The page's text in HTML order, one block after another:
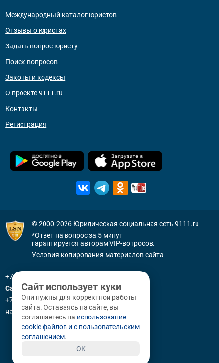
Международный каталог юристов
Отзывы о юристах
Задать вопрос юристу
Поиск вопросов
Законы и кодексы
О проекте 9111.ru
Контакты
Регистрация
© 2000-2026 Юридическая социальная сеть 9111.ru
*Ответ на вопрос за 5 минут
гарантируется авторам VIP-вопросов.
Условия копирования материалов сайта
+7 (800) 505-91-11
Санкт-Петербург
+7 (812) 336-92-64
наб. р. Фонтанки, д. 59
Сайт использует куки
Они нужны для корректной работы
сайта. Оставаясь на сайте, вы
соглашаетесь на использование
cookie файлов и с пользовательским
соглашением.
OK